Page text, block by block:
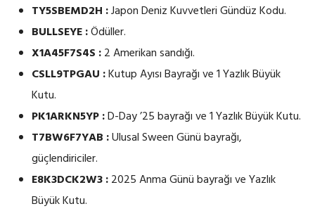
TY5SBEMD2H :Japon Deniz Kuvvetleri Gündüz Kodu.
BULLSEYE :Ödüller.
X1A45F7S4S :2 Amerikan sandığı.
CSLL9TPGAU :Kutup Ayısı Bayrağı ve 1 Yazlık Büyük
Kutu.
PK1ARKN5YP :D-Day ’25 bayrağı ve 1 Yazlık Büyük Kutu.
T7BW6F7YAB :Ulusal Sween Günü bayrağı,
güçlendiriciler.
E8K3DCK2W3 :2025 Anma Günü bayrağı ve Yazlık
Büyük Kutu.